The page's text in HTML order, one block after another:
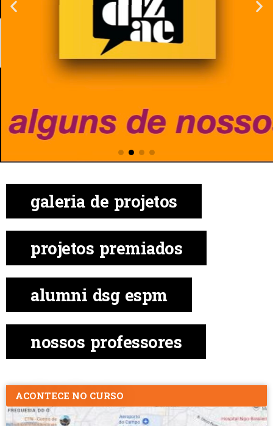
galeria de projetos
projetos premiados
alumni dsg espm
nossos professores
ACONTECE NO CURSO